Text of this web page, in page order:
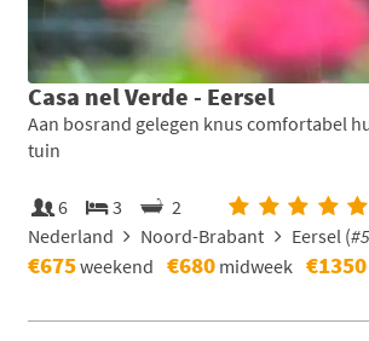
Casa nel Verde - Eersel
Aan bosrand gelegen knus comfortabel
tuin
6 3
2
Nederland
Noord-Brabant Eersel (
€675weekend €680 midweek €1350